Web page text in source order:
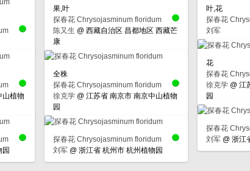
果,叶
探春花 Chrysojasminum floridum
陈又生 @ 西藏自治区 昌都地区 西藏芒
康
叶,花
探春花
刘军
花
探春花
徐克学 @ 江
园
山植物
全株
探春花 Chrysojasminum floridum
徐克学 @ 江苏省 南京市 南京中山植物
园
探春花
刘军 @ 浙江
园
探春花 Chrysojasminum floridum
刘军 @ 浙江省 杭州市 杭州植物园